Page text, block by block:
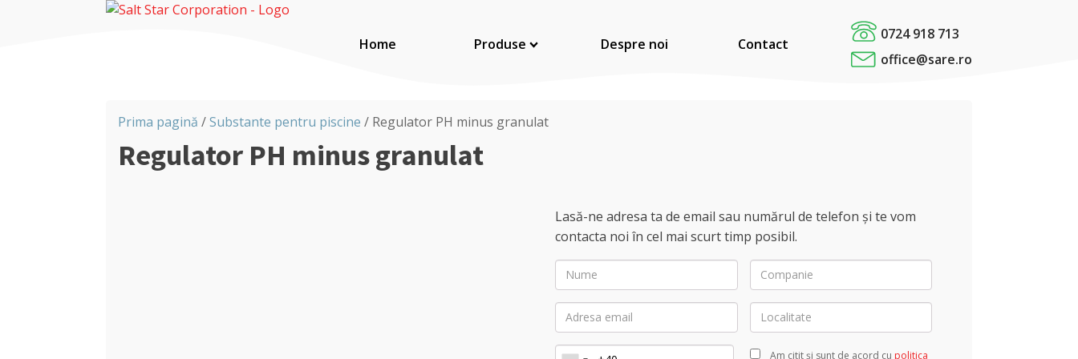
Home Produse
Substante pentru piscine
Despre noi Contact
0724 918 713
office@sare.ro
Prima pagină /Substante pentru piscine / Regulator PH minus granulat
Regulator PH minus granulat
Lasă-ne adresa ta de email sau numărul de telefon și te vom
contacta noi în cel mai scurt timp posibil.
Nume
Adresa
email
Telefon
Companie
Localitate
Am citit și sunt de acord cu politica